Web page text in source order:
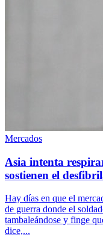
Mercados
Asia intenta
sostienen el
Hay días en que el
de guerra donde el
tambaleándose y finge
dice,...